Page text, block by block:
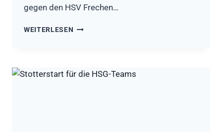
gegen den HSV Frechen…
WEITERLESEN HERREN-
FÜR
DIE